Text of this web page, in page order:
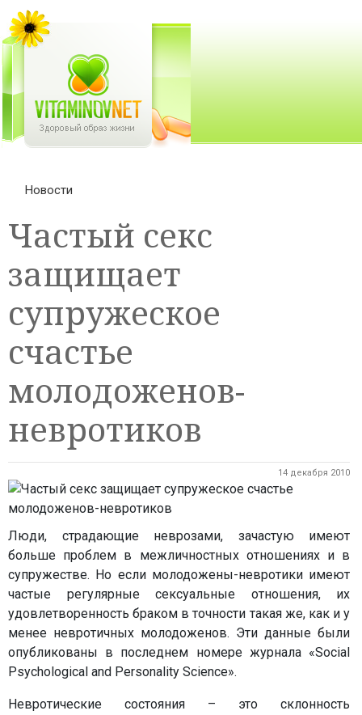
Новости
Частый секс
защищает
супружеское
счастье
молодоженов-
невротиков
14 декабря 2010
Люди, страдающие неврозами, зачастую имеют
больше проблем в межличностных отношениях и в
супружестве. Но если молодожены-невротики имеют
частые регулярные сексуальные отношения, их
удовлетворенность браком в точности такая же, как и у
менее невротичных молодоженов. Эти данные были
опубликованы в последнем номере журнала «Social
Psychological and Personality Science».
Невротические состояния – это склонность